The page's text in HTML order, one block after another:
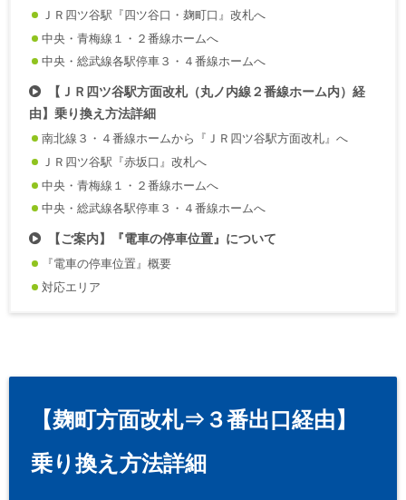
ＪＲ四ツ谷駅『四ツ谷口・麹町口』改札へ
中央・青梅線１・２番線ホームへ
中央・総武線各駅停車３・４番線ホームへ
【ＪＲ四ツ谷駅方面改札（丸ノ内線２番線ホーム内）経
由】乗り換え方法詳細
南北線３・４番線ホームから『ＪＲ四ツ谷駅方面改札』へ
ＪＲ四ツ谷駅『赤坂口』改札へ
中央・青梅線１・２番線ホームへ
中央・総武線各駅停車３・４番線ホームへ
【ご案内】『電車の停車位置』について
『電車の停車位置』概要
対応エリア
【麹町方面改札⇒３番出口経由】
乗り換え方法詳細